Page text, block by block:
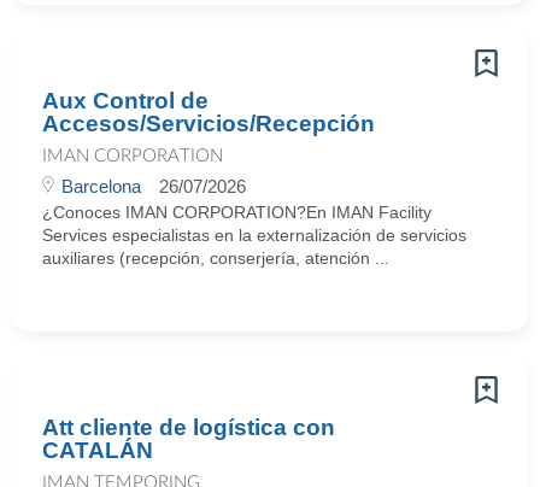
Aux Control de
Accesos/Servicios/Recepción
IMAN CORPORATION
Barcelona 26/07/2026
¿Conoces IMAN CORPORATION?En IMAN Facility
Services especialistas en la externalización de servicios
auxiliares (recepción, conserjería, atención ...
Att cliente de logística con
CATALÁN
IMAN TEMPORING